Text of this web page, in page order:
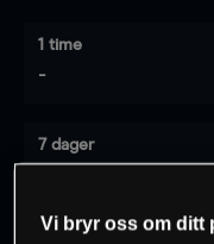
1 time
-
7 dager
Vi bryr oss om ditt